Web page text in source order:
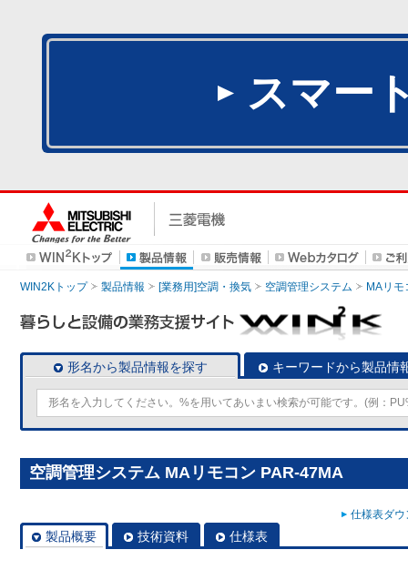
スマー
WIN2Kトップ 製品情報 [業務用]空調・換気 空調管理システム MAリモ
形名から製品情報を探す キーワードから製品情
空調管理システム MAリモコン PAR-47MA
仕様表ダ
製品概要 技術資料 仕様表